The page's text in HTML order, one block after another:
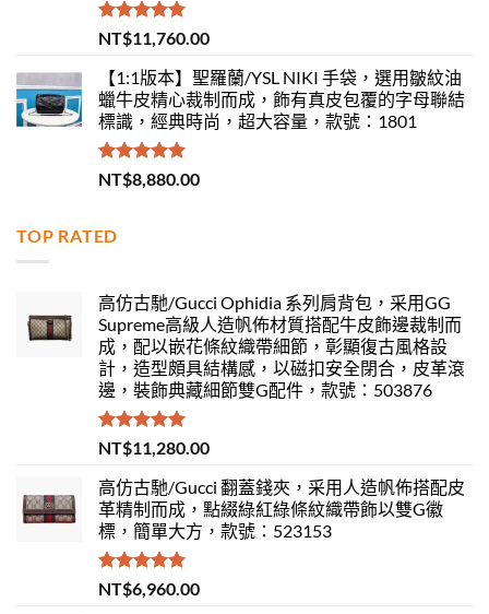
評分5.00
滿分 5
NT$11,760.00
【1:1版本】聖羅蘭/YSL NIKI 手袋，選用皺紋油
蠟牛皮精心裁制而成，飾有真皮包覆的字母聯結
標識，經典時尚，超大容量，款號：1801
評分 5.00
滿分 5
NT$8,880.00
TOP RATED
高仿古馳/Gucci Ophidia 系列肩背包，采用GG
Supreme高級人造帆佈材質搭配牛皮飾邊裁制而
成，配以嵌花條紋織帶細節，彰顯復古風格設
計，造型頗具結構感，以磁扣安全閉合，皮革滾
邊，裝飾典藏細節雙G配件，款號：503876
評分5.00
滿分 5
NT$11,280.00
高仿古馳/Gucci 翻蓋錢夾，采用人造帆佈搭配皮
革精制而成，點綴綠紅綠條紋織帶飾以雙G徽
標，簡單大方，款號：523153
評分 5.00
滿分 5
NT$6,960.00